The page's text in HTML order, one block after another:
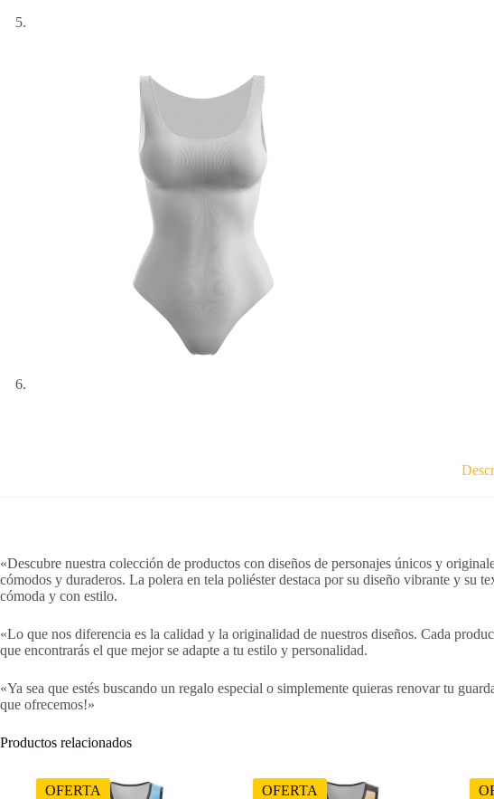
«Descubre nuestra colección de productos con diseños de personajes únicos y
cómodos y duraderos. La polera en tela poliéster destaca por su diseño vibrante y su
cómoda y con estilo.
«Lo que nos diferencia es la calidad y la originalidad de nuestros diseños. Cada
que encontrarás el que mejor se adapte a tu estilo y personalidad.
«Ya sea que estés buscando un regalo especial o simplemente quieras renovar tu
que ofrecemos!»
Productos relacionados
OFERTA OFERTA